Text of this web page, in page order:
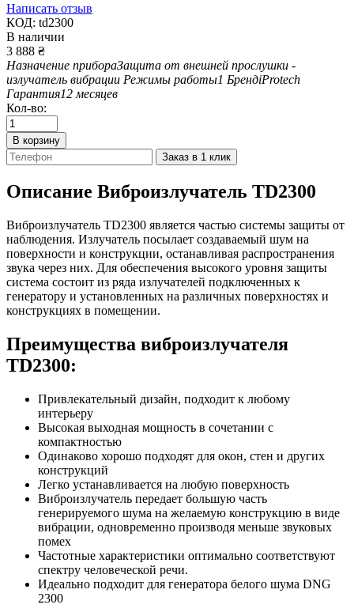
Написать отзыв
КОД: td2300
В наличии
3 888 ₴
Назначение прибораЗащита от внешней прослушки -
излучатель вибрации Режимы работы1 БрендiProtech
Гарантия12 месяцев
Кол-во:
В корзину
Заказ в 1 клик
Описание Виброизлучатель TD2300
Виброизлучатель TD2300 является частью системы защиты от
наблюдения. Излучатель посылает создаваемый шум на
поверхности и конструкции, останавливая распространения
звука через них. Для обеспечения высокого уровня защиты
система состоит из ряда излучателей подключенных к
генератору и установленных на различных поверхностях и
конструкциях в помещении.
Преимущества виброизлучателя
TD2300:
Привлекательный дизайн, подходит к любому
интерьеру
Высокая выходная мощность в сочетании с
компактностью
Одинаково хорошо подходят для окон, стен и других
конструкций
Легко устанавливается на любую поверхность
Виброизлучатель передает большую часть
генерируемого шума на желаемую конструкцию в виде
вибрации, одновременно производя меньше звуковых
помех
Частотные характеристики оптимально соответствуют
спектру человеческой речи.
Идеально подходит для генератора белого шума DNG
2300